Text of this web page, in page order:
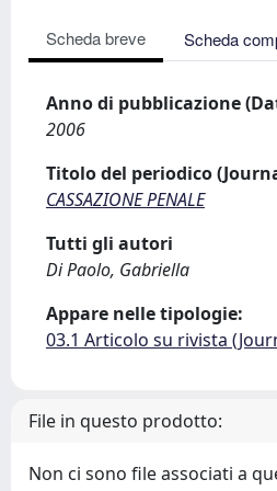
Scheda breve Scheda
Anno di pubblicazione
2006
Titolo del periodico
CASSAZIONE PENALE
Tutti gli autori
Di Paolo, Gabriella
Appare nelle tipologie:
03.1 Articolo su rivista
File in questo prodotto:
Non ci sono file associati a